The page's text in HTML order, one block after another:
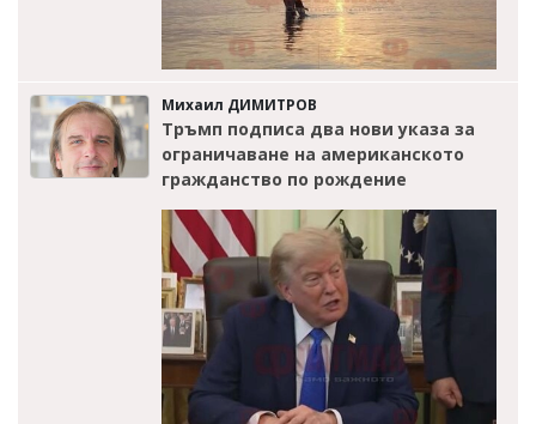
Михаил ДИМИТРОВ
Тръмп подписа два нови указа за
ограничаване на американското
гражданство по рождение